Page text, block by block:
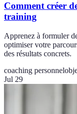
Comment créer
training
Apprenez à formuler
optimiser votre
des résultats concrets.
coaching personnel
Jul 29